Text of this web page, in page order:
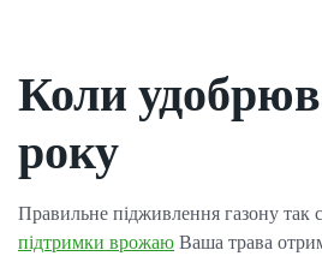
Коли
року
Правильне підживлення газону так
підтримки врожаюВаша трава